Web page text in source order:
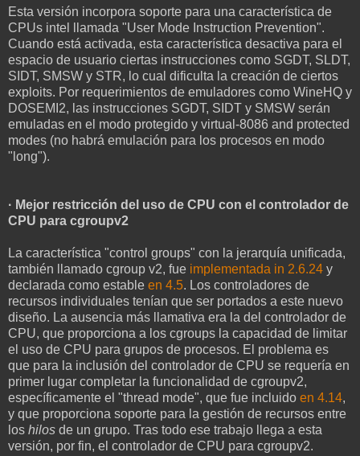
Esta versión incorpora soporte para una característica de
CPUs intel llamada "User Mode Instruction Prevention".
Cuando está activada, esta característica desactiva para el
espacio de usuario ciertas instrucciones como SGDT, SLDT,
SIDT, SMSW y STR, lo cual dificulta la creación de ciertos
exploits. Por requerimientos de emuladores como WineHQ y
DOSEMI2, las instrucciones SGDT, SIDT y SMSW serán
emuladas en el modo protegido y virtual-8086 and protected
modes (no habrá emulación para los procesos en modo
"long").
· Mejor restricción del uso de CPU con el controlador de
CPU para cgroupv2
La característica "control groups" con la jerarquía unificada,
también llamado cgroup v2, fue implementada in 2.6.24 y
declarada como estable en 4.5. Los controladores de
recursos individuales tenían que ser portados a este nuevo
diseño. La ausencia más llamativa era la del controlador de
CPU, que proporciona a los cgroups la capacidad de limitar
el uso de CPU para grupos de procesos. El problema es
que para la inclusión del controlador de CPU se requería en
primer lugar completar la funcionalidad de cgroupv2,
específicamente el "thread mode", que fue incluido en 4.14,
y que proporciona soporte para la gestión de recursos entre
los hilos de un grupo. Tras todo ese trabajo llega a esta
versión, por fin, el controlador de CPU para cgroupv2.